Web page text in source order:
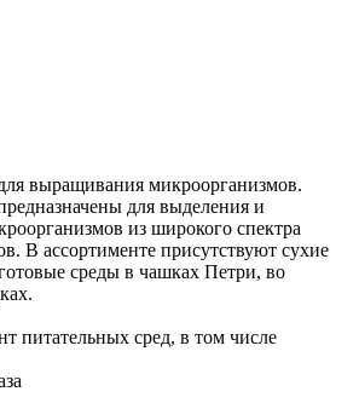
выращивания микроорганизмов.
для выделения и
из широкого спектра
В ассортименте присутствуют сухие
среды в чашках Петри, во
питательных сред, в том числе